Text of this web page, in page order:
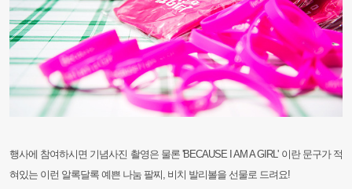
행사에 참여하시면 기념사진 촬영은 물론 'BECAUSE I AM A GIRL' 이란 문구가 적
혀있는 이런 알록달록 예쁜 나눔 팔찌, 비치 발리볼을 선물로 드려요!